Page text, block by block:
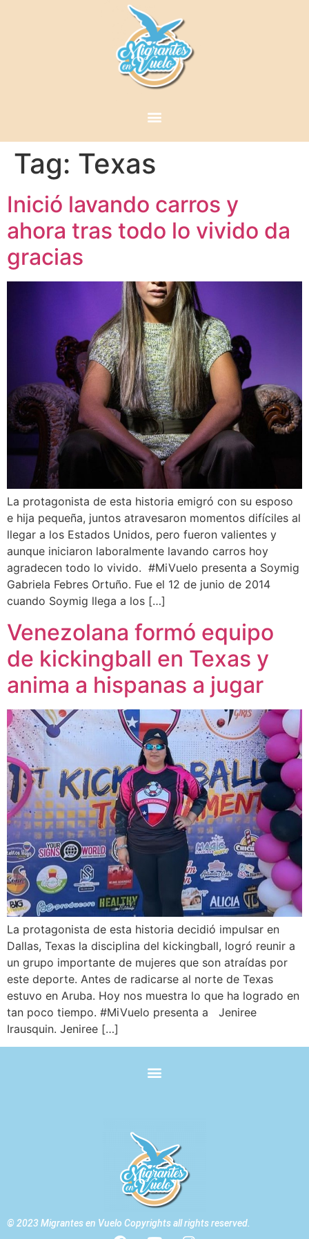
Tag: Texas
Inició lavando carros y
ahora tras todo lo vivido da
gracias
La protagonista de esta historia emigró con su esposo
e hija pequeña, juntos atravesaron momentos difíciles al
llegar a los Estados Unidos, pero fueron valientes y
aunque iniciaron laboralmente lavando carros hoy
agradecen todo lo vivido. #MiVuelo presenta a Soymig
Gabriela Febres Ortuño. Fue el 12 de junio de 2014
cuando Soymig llega a los […]
Venezolana formó equipo
de kickingball en Texas y
anima a hispanas a jugar
La protagonista de esta historia decidió impulsar en
Dallas, Texas la disciplina del kickingball, logró reunir a
un grupo importante de mujeres que son atraídas por
este deporte. Antes de radicarse al norte de Texas
estuvo en Aruba. Hoy nos muestra lo que ha logrado en
tan poco tiempo. #MiVuelo presenta a Jeniree
Irausquin. Jeniree […]
© 2023 Migrantes en Vuelo Copyrights all rights reserved.